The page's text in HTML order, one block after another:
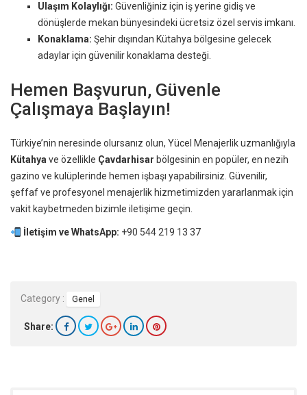
Ulaşım Kolaylığı: Güvenliğiniz için iş yerine gidiş ve
dönüşlerde mekan bünyesindeki ücretsiz özel servis imkanı.
Konaklama: Şehir dışından Kütahya bölgesine gelecek
adaylar için güvenilir konaklama desteği.
Hemen Başvurun, Güvenle
Çalışmaya Başlayın!
Türkiye’nin neresinde olursanız olun, Yücel Menajerlik uzmanlığıyla
Kütahya ve özellikle Çavdarhisar bölgesinin en popüler, en nezih
gazino ve kulüplerinde hemen işbaşı yapabilirsiniz. Güvenilir,
şeffaf ve profesyonel menajerlik hizmetimizden yararlanmak için
vakit kaybetmeden bizimle iletişime geçin.
İletişim ve WhatsApp: +90 544 219 13 37
Category : Genel
Share: